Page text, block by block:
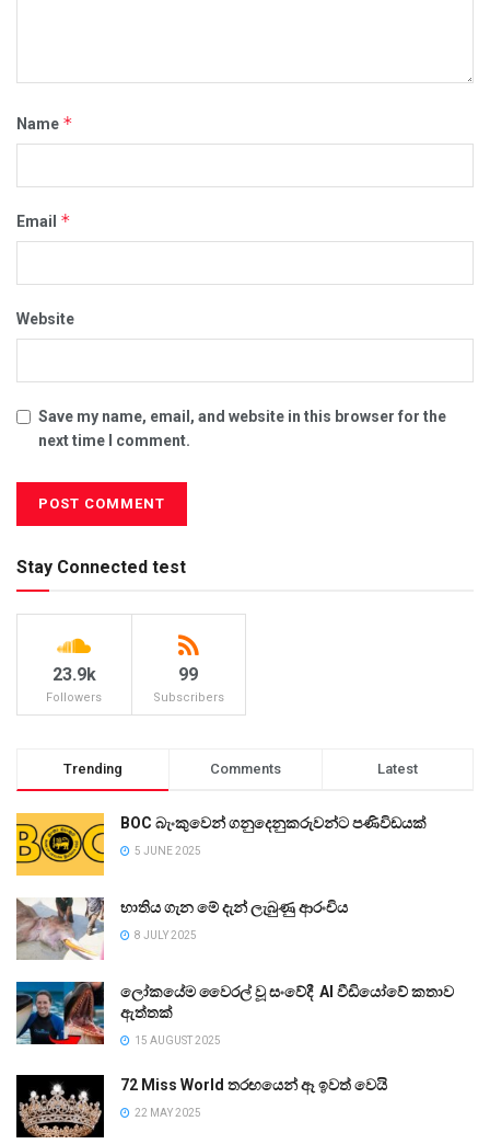
Name *
Email *
Website
Save my name, email, and website in this browser for the
next time I comment.
Stay Connected test
23.9k
Followers
99
Subscribers
Trending Comments Latest
BOC බැංකුවෙන් ගනුදෙනුකරුවන්ට පණිවිඩයක්
5 JUNE 2025
භාතිය ගැන මේ දැන් ලැබුණු ආරංචිය
8 JULY 2025
ලෝකයේම වෛරල් වූ සංවේදී AI වීඩියෝවේ කතාව
ඇත්තක්
15 AUGUST 2025
72 Miss World තරඟයෙන් ඈ ඉවත් වෙයි
22 MAY 2025